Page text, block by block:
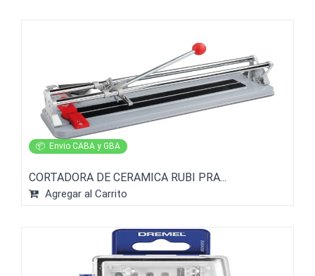
📦 Envio CABA y GBA
CORTADORA DE CERAMICA RUBI PRA...
Agregar al Carrito